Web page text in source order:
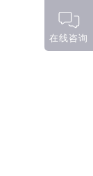
在线咨询